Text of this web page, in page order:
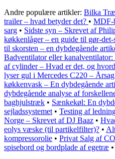
Andre populære artikler: Bilka
trailer – hvad betyder det? • MDF-
sarg • Sidste syn – Skrevet af
køkkenlåger – en guide til gør-
til skorsten – en dybdegående
Badventilator eller
af cylinder – Hvad er det, og
lyser gul i Mercedes C220 –
køkkenvask – En dybdegående
dybdegående analyse af
baghjulstræk • Sænkekøl: En
sejladssystemet • Testing af
Norge – Skrevet af DJ Baaz •
eolys væske (til partikelfilter)? •
kompressorolie • Privat Salg af
spisebord og bordplade af egetræ •